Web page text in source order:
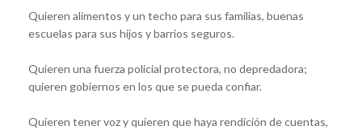
Quieren alimentos y un techo para sus familias, buenas
escuelas para sus hijos y barrios seguros.
Quieren una fuerza policial protectora, no depredadora;
quieren gobiernos en los que se pueda confiar.
Quieren tener voz y quieren que haya rendición de cuentas,